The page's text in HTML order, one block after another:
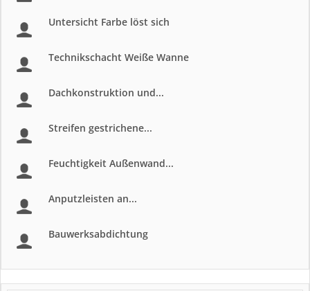
Untersicht Farbe löst sich
Technikschacht Weiße Wanne
Dachkonstruktion und...
Streifen gestrichene...
Feuchtigkeit Außenwand...
Anputzleisten an...
Bauwerksabdichtung